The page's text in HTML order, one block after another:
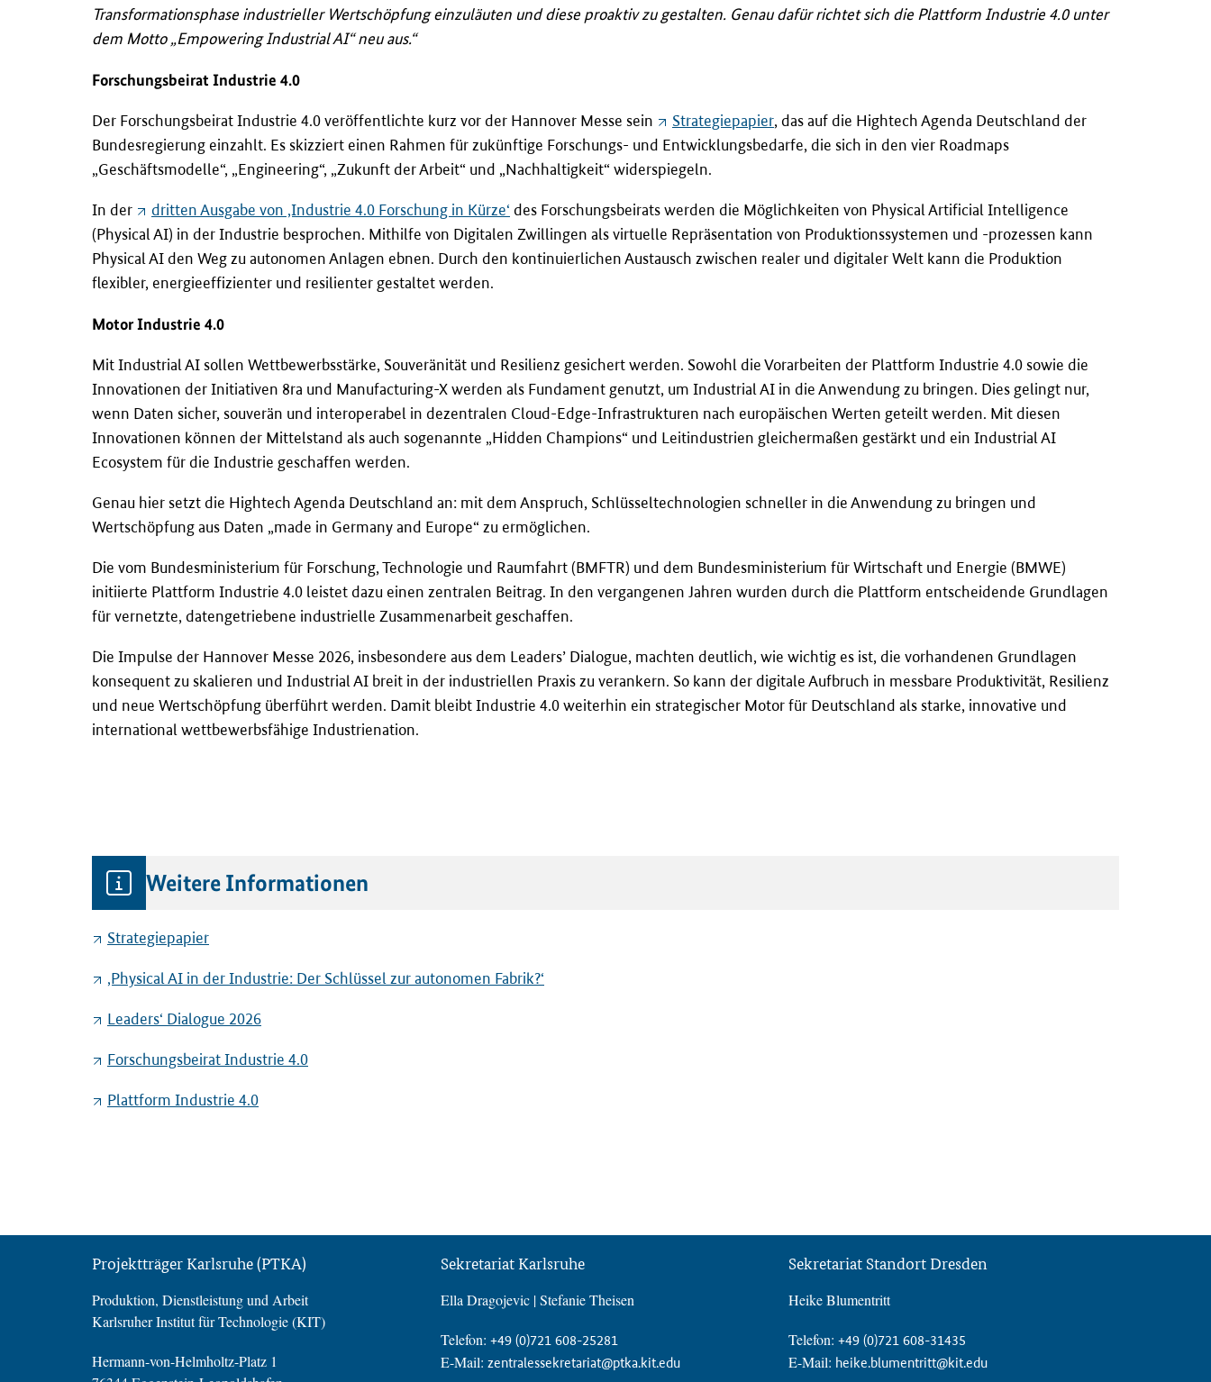
Transformationsphase industrieller Wertschöpfung einzuläuten und diese proaktiv zu gestalten. Genau dafür richtet sich die Plattform Industrie 4.0 unter
dem Motto „Empowering Industrial AI“ neu aus.“
Forschungsbeirat Industrie 4.0
Der Forschungsbeirat Industrie 4.0 veröffentlichte kurz vor der Hannover Messe sein Strategiepapier, das auf die Hightech Agenda Deutschland der
Bundesregierung einzahlt. Es skizziert einen Rahmen für zukünftige Forschungs- und Entwicklungsbedarfe, die sich in den vier Roadmaps
„Geschäftsmodelle“, „Engineering“, „Zukunft der Arbeit“ und „Nachhaltigkeit“ widerspiegeln.
In der dritten Ausgabe von ‚Industrie 4.0 Forschung in Kürze‘ des Forschungsbeirats werden die Möglichkeiten von Physical Artificial Intelligence
(Physical AI) in der Industrie besprochen. Mithilfe von Digitalen Zwillingen als virtuelle Repräsentation von Produktionssystemen und -prozessen kann
Physical AI den Weg zu autonomen Anlagen ebnen. Durch den kontinuierlichen Austausch zwischen realer und digitaler Welt kann die Produktion
flexibler, energieeffizienter und resilienter gestaltet werden.
Motor Industrie 4.0
Mit Industrial AI sollen Wettbewerbsstärke, Souveränität und Resilienz gesichert werden. Sowohl die Vorarbeiten der Plattform Industrie 4.0 sowie die
Innovationen der Initiativen 8ra und Manufacturing-X werden als Fundament genutzt, um Industrial AI in die Anwendung zu bringen. Dies gelingt nur,
wenn Daten sicher, souverän und interoperabel in dezentralen Cloud-Edge-Infrastrukturen nach europäischen Werten geteilt werden. Mit diesen
Innovationen können der Mittelstand als auch sogenannte „Hidden Champions“ und Leitindustrien gleichermaßen gestärkt und ein Industrial AI
Ecosystem für die Industrie geschaffen werden.
Genau hier setzt die Hightech Agenda Deutschland an: mit dem Anspruch, Schlüsseltechnologien schneller in die Anwendung zu bringen und
Wertschöpfung aus Daten „made in Germany and Europe“ zu ermöglichen.
Die vom Bundesministerium für Forschung, Technologie und Raumfahrt (BMFTR) und dem Bundesministerium für Wirtschaft und Energie (BMWE)
initiierte Plattform Industrie 4.0 leistet dazu einen zentralen Beitrag. In den vergangenen Jahren wurden durch die Plattform entscheidende Grundlagen
für vernetzte, datengetriebene industrielle Zusammenarbeit geschaffen.
Die Impulse der Hannover Messe 2026, insbesondere aus dem Leaders’ Dialogue, machten deutlich, wie wichtig es ist, die vorhandenen Grundlagen
konsequent zu skalieren und Industrial AI breit in der industriellen Praxis zu verankern. So kann der digitale Aufbruch in messbare Produktivität, Resilienz
und neue Wertschöpfung überführt werden. Damit bleibt Industrie 4.0 weiterhin ein strategischer Motor für Deutschland als starke, innovative und
international wettbewerbsfähige Industrienation.
Weitere Informationen
Strategiepapier
‚Physical AI in der Industrie: Der Schlüssel zur autonomen Fabrik?‘
Leaders‘ Dialogue 2026
Forschungsbeirat Industrie 4.0
Plattform Industrie 4.0
Projektträger Karlsruhe (PTKA)
Produktion, Dienstleistung und Arbeit
Karlsruher Institut für Technologie (KIT)
Hermann-von-Helmholtz-Platz 1
Sekretariat Karlsruhe
Ella Dragojevic | Stefanie Theisen
Telefon: +49 (0)721 608-25281
E-Mail: zentralessekretariat@ptka.kit.edu
Sekretariat Standort Dresden
Heike Blumentritt
Telefon:+49 (0)721 608-31435
E-Mail: heike.blumentritt@kit.edu